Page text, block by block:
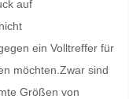
auf
ein Volltreffer für
möchten.Zwar sind
Größen von